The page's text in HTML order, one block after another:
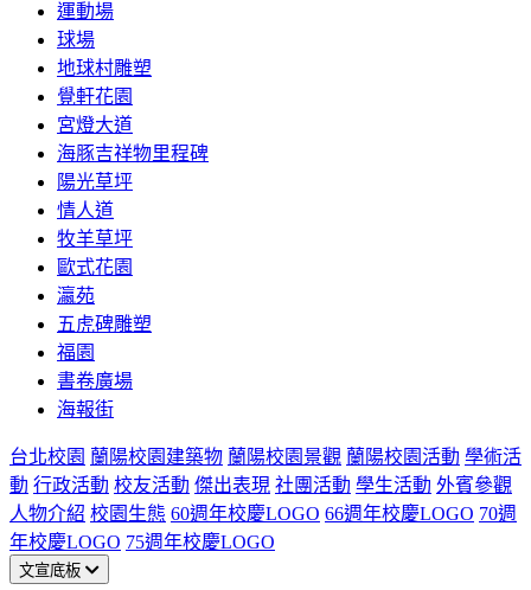
運動場
球場
地球村雕塑
覺軒花園
宮燈大道
海豚吉祥物里程碑
陽光草坪
情人道
牧羊草坪
歐式花園
瀛苑
五虎碑雕塑
福園
書卷廣場
海報街
台北校園 蘭陽校園建築物 蘭陽校園景觀 蘭陽校園活動 學術活
動 行政活動 校友活動 傑出表現 社團活動 學生活動 外賓參觀
人物介紹 校園生態 60週年校慶LOGO 66週年校慶LOGO 70週
年校慶LOGO 75週年校慶LOGO
文宣底板